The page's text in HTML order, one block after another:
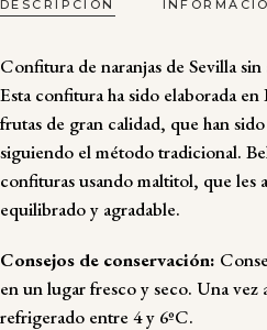
QUANTITY
DESCRIPCIÓN
Confitura de naranjas de Sevilla
Esta confitura ha sido elaborada
frutas de gran calidad, que han
siguiendo el método tradicional.
confituras usando maltitol, que les
equilibrado y agradable.
Consejos de conservación:
en un lugar fresco y seco. Una vez
refrigerado entre 4 y 6ºC.